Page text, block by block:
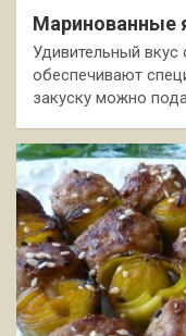
Маринованные
Удивительный
обеспечивают
закуску можно